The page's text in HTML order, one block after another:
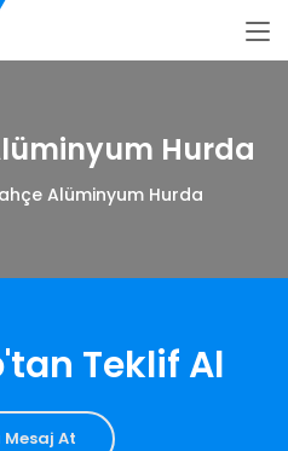
Hurda
Alüminyum Hurda
Teklif Al
Mesaj At